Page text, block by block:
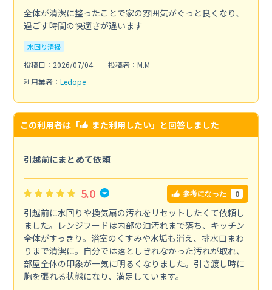
全体が清潔に整ったことで家の雰囲気がぐっと良くなり、
過ごす時間の快適さが違います
水回り清掃
投稿日：2026/07/04
投稿者：M.M
利用業者： Ledope
この利用者は「 また利用したい」と回答しました
引越前にまとめて依頼
5.0 参考になった 0
引越前に水回りや換気扇の汚れをリセットしたくて依頼し
ました。レンジフードは内部の油汚れまで落ち、キッチン
全体がすっきり。浴室のくすみや水垢も消え、排水口まわ
りまで清潔に。自分では落としきれなかった汚れが取れ、
部屋全体の印象が一気に明るくなりました。引き渡し時に
胸を張れる状態になり、満足しています。